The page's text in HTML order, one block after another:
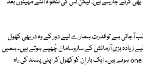
آجاتی ہے تو قدرت ہمارے لیے دور کے وہ در بھی کھول
زیادہ بڑی آزمائش کے سازوسامان چُھپے ہوتے ہیں۔ ہمیں
علم نہیں ہوتا، لیکن خواہش کی شدّت کے پریشر سے کُھلنے والے یہ دروازے عموماََone way ہوتے ہیں۔ ایک بار اِن کو کھول کر اپنی پسند کی راہ